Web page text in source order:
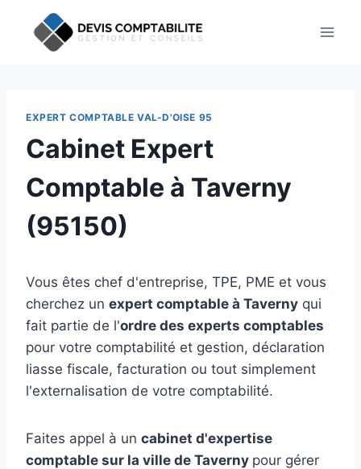
contenu
EXPERT COMPTABLE VAL-D'OISE 95
Cabinet Expert
Comptable à Taverny
(95150)
Vous êtes chef d'entreprise, TPE, PME et vous
cherchez un expert comptable à Taverny qui
fait partie de l'ordre des experts comptables
pour votre comptabilité et gestion, déclaration
liasse fiscale, facturation ou tout simplement
l'externalisation de votre comptabilité.
Faites appel à un cabinet d'expertise
comptable sur la ville de Taverny pour gérer